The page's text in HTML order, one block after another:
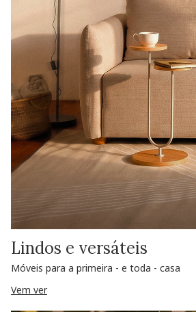
Lindos e versáteis
Móveis para a primeira - e toda - casa
Vem ver